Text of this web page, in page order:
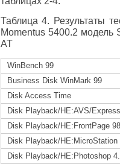
Таблица 4. Результаты
Momentus 5400.2 модель
AT
WinBench 99
Business Disk WinMark 99
Disk Access Time
Disk Playback/HE:AVS/
Disk Playback/HE:FrontPage 98
Disk Playback/HE:MicroStation
Disk Playback/HE:Photoshop